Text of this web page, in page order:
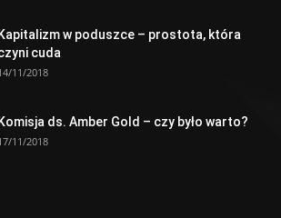
Kapitalizm w poduszce – prostota, która
cuda
11/2018
Komisja ds. Amber Gold – czy było warto?
11/2018